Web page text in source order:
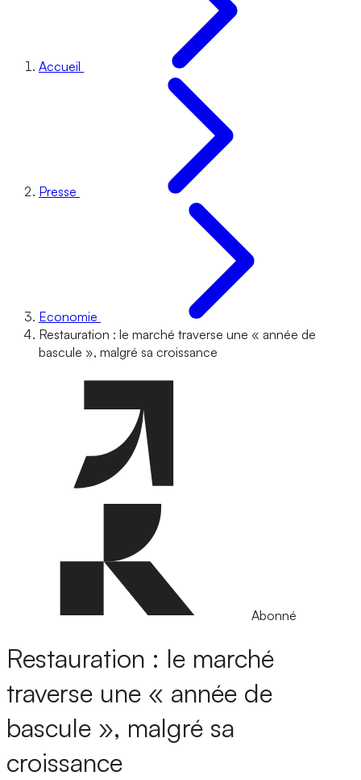
Accueil
Presse
Economie
Restauration : le marché traverse une « année de
bascule », malgré sa croissance
Abonné
Restauration : le marché
traverse une « année de
bascule », malgré sa
croissance